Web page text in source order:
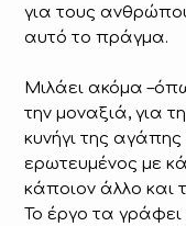
για τους
αυτό το πράγμα.
Μιλάει ακόμα
την μοναξιά, για
κυνήγι της
ερωτευμένος με
κάποιον άλλο και
Το έργο τα